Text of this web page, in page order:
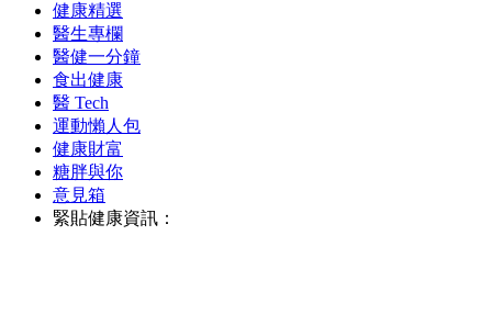
健康精選
醫生專欄
醫健一分鐘
食出健康
醫 Tech
運動懶人包
健康財富
糖胖與你
意見箱
緊貼健康資訊：